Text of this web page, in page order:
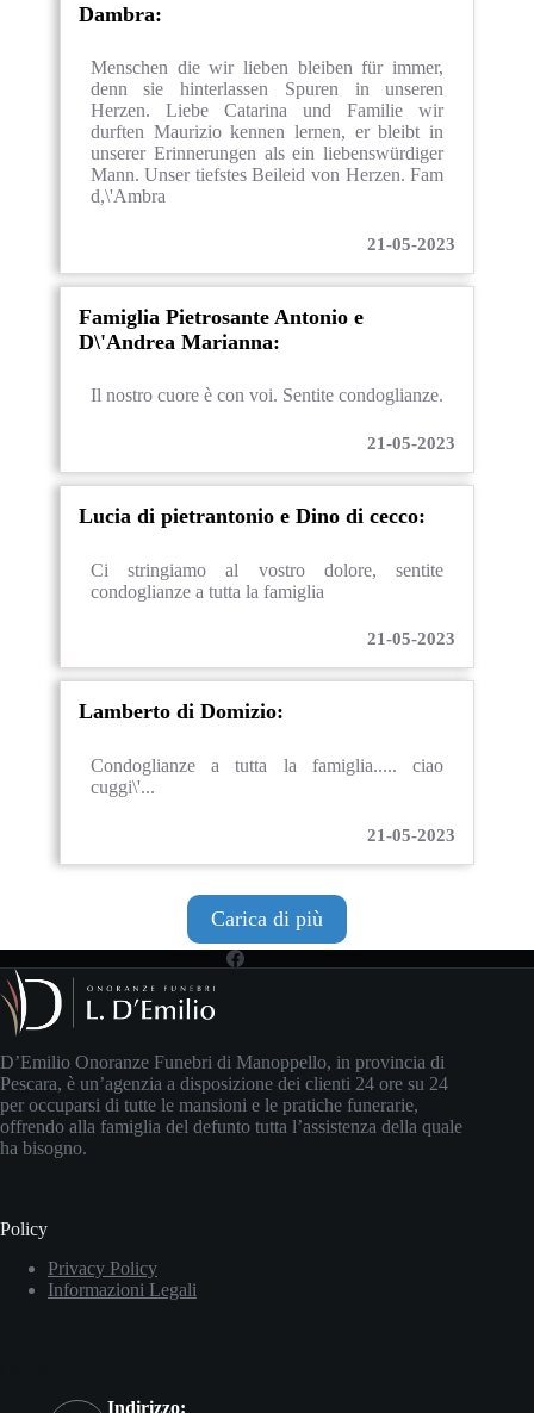
Dambra:
Menschen die wir lieben bleiben für immer,
denn sie hinterlassen Spuren in unseren
Herzen. Liebe Catarina und Familie wir
durften Maurizio kennen lernen, er bleibt in
unserer Erinnerungen als ein liebenswürdiger
Mann. Unser tiefstes Beileid von Herzen. Fam
d,\'Ambra
21-05-2023
Famiglia Pietrosante Antonio e
D\'Andrea Marianna:
Il nostro cuore è con voi. Sentite condoglianze.
21-05-2023
Lucia di pietrantonio e Dino di cecco:
Ci stringiamo al vostro dolore, sentite
condoglianze a tutta la famiglia
21-05-2023
Lamberto di Domizio:
Condoglianze a tutta la famiglia..... ciao
cuggi\'...
21-05-2023
Carica di più
D’Emilio Onoranze Funebri di Manoppello, in provincia di
Pescara, è un’agenzia a disposizione dei clienti 24 ore su 24
per occuparsi di tutte le mansioni e le pratiche funerarie,
offrendo alla famiglia del defunto tutta l’assistenza della quale
ha bisogno.
Policy
Privacy Policy
Informazioni Legali
Indirizzo: